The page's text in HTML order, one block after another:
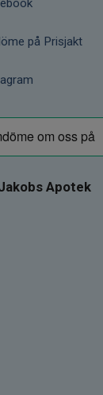
på Prisjakt
Apotek